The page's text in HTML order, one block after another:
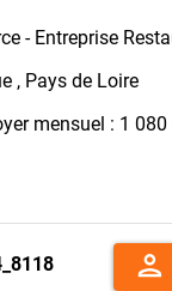
- Entreprise
, Pays de Loire
mensuel : 1 080
person